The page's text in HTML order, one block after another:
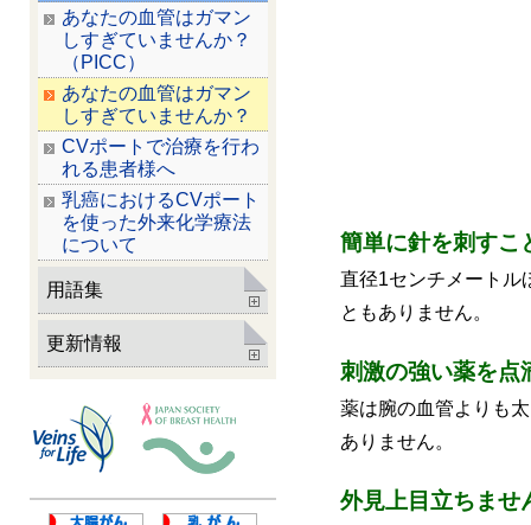
簡単に針を刺すこ
直径1センチメートル
ともありません。
刺激の強い薬を点
薬は腕の血管よりも
ありません。
外見上目立ちませ
あなたの血管はガマン
しすぎていませんか？
（PICC）
あなたの血管はガマン
しすぎていませんか？
CVポートで治療を行わ
れる患者様へ
乳癌におけるCVポート
を使った外来化学療法
について
用語集
更新情報